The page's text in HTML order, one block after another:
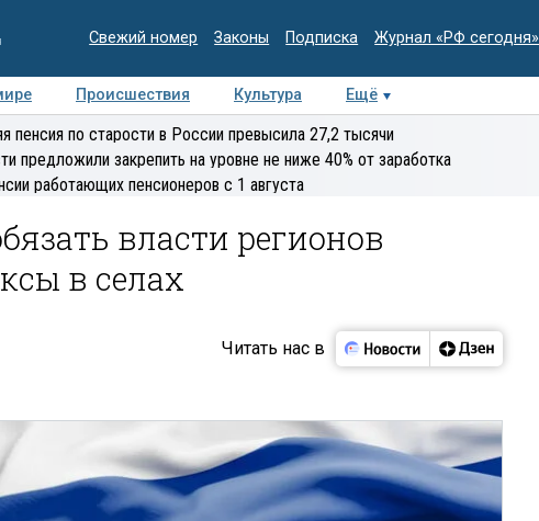
Свежий номер Законы Подписка Журнал «РФ сегодня»
Происшествия Культура Ещё
Медиацентр Интервью Колумнисты
пенсия по старости в России превысила 27,2 тысячи
предложили закрепить на уровне не ниже 40% от заработка
работающих пенсионеров с 1 августа
власти регионов
в селах
Читать нас в